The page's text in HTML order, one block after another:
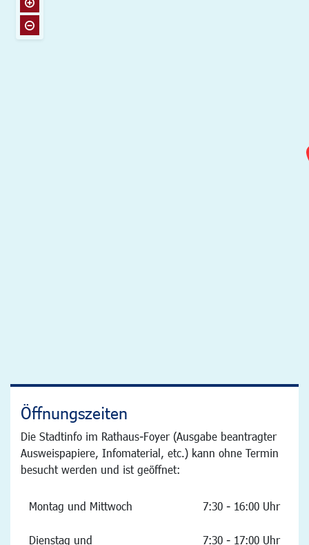
Öffnungszeiten
Die Stadtinfo im Rathaus-Foyer (Ausgabe beantragter
Ausweispapiere, Infomaterial, etc.) kann ohne Termin
besucht werden und ist geöffnet:
Montag und Mittwoch 7:30 - 16:00 Uhr
Dienstag und
7:30 - 17:00 Uhr